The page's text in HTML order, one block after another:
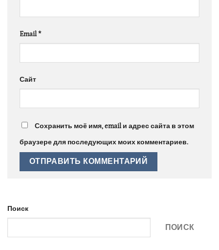
Email*
Сайт
Сохранить моё имя, email и адрес сайта в этом
браузере для последующих моих комментариев.
Поиск
ПОИСК